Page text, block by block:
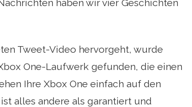
haben wir vier Geschichten
Tweet-Video hervorgeht, wurde
One-Laufwerk gefunden, die einen
Ihre Xbox One einfach auf den
alles andere als garantiert und